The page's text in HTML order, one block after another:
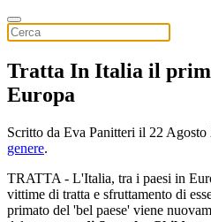
Tratta In Italia il
Europa
Scritto da Eva Panitteri il 22 Agosto
genere.
TRATTA - L'Italia, tra i paesi in
vittime di tratta e sfruttamento di
primato del 'bel paese' viene